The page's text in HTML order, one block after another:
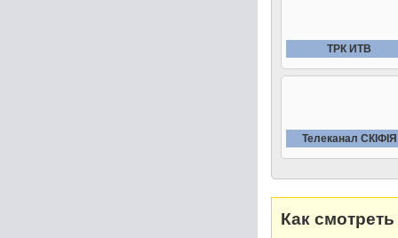
ТРК ИТВ
Телеканал СКIФIЯ
Как